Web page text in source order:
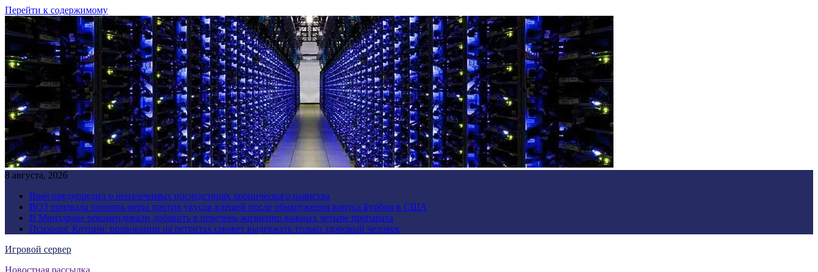
Перейти к содержимому
8 августа, 2026
Врач предупредил о неизлечимых последствиях хронического пьянства
ВОЗ призвала принять меры против укусов клещей после обнаружения вируса Бурбон в США
В Минздраве рекомендовали добавить в перечень жизненно важных четыре препарата
Психолог Крупин: провокации на ретритах сможет выдержать только здоровый человек
Игровой сервер
Новостная рассылка